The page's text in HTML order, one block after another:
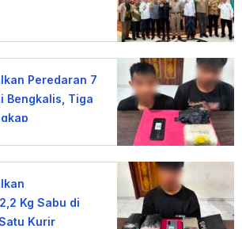
Peredaran 7
Bengkalis, Tiga
Kg Sabu di
Kurir